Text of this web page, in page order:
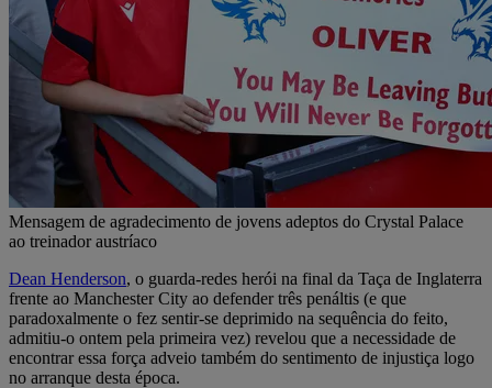
Mensagem de agradecimento de jovens adeptos do Crystal Palace
ao treinador austríaco
Dean Henderson, o guarda-redes herói na final da Taça de Inglaterra
frente ao Manchester City ao defender três penáltis (e que
paradoxalmente o fez sentir-se deprimido na sequência do feito,
admitiu-o ontem pela primeira vez) revelou que a necessidade de
encontrar essa força adveio também do sentimento de injustiça logo
no arranque desta época.